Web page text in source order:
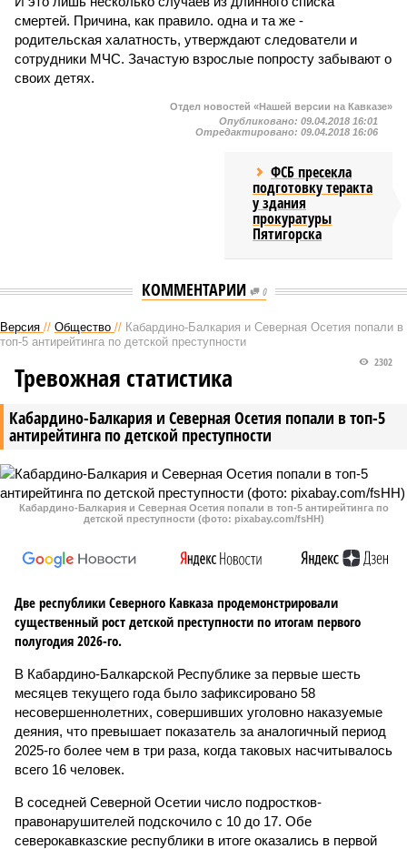
смертей. Причина, как правило. одна и та же -
родительская халатность, утверждают следователи и
сотрудники МЧС. Зачастую взрослые попросту забывают о
своих детях.
Отдел новостей «Нашей версии на Кавказе»
Опубликовано: 09.04.2018 16:01
Отредактировано: 09.04.2018 16:06
ФСБ пресекла
подготовку теракта
у здания
прокуратуры
Пятигорска
КОММЕНТАРИИ 0
Версия // Общество // Кабардино-Балкария и Северная Осетия попали в
топ-5 антирейтинга по детской преступности
Кабардино-Балкария и Северная Осетия попали в топ-5
антирейтинга по детской преступности
2302
Тревожная статистика
Кабардино-Балкария и Северная Осетия попали в топ-5 антирейтинга по
детской преступности (фото: pixabay.com/fsHH)
Две республики Северного Кавказа продемонстрировали
существенный рост детской преступности по итогам первого
полугодия 2026-го.
В Кабардино-Балкарской Республике за первые шесть
месяцев текущего года было зафиксировано 58
несовершеннолетних, совершивших уголовно наказуемые
деяния, что превышает показатель за аналогичный период
2025-го более чем в три раза, когда таковых насчитывалось
всего 16 человек.
В соседней Северной Осетии число подростков-
правонарушителей подскочило с 10 до 17. Обе
северокавказские республики в итоге оказались в первой